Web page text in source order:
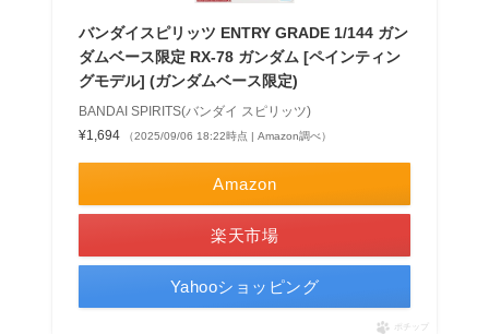
バンダイスピリッツ ENTRY GRADE 1/144 ガン
ダムベース限定 RX-78 ガンダム [ペインティン
グモデル] (ガンダムベース限定)
BANDAI SPIRITS(バンダイ スピリッツ)
¥1,694
（2025/09/06 18:22時点 | Amazon調べ）
Amazon
楽天市場
Yahooショッピング
ポチップ